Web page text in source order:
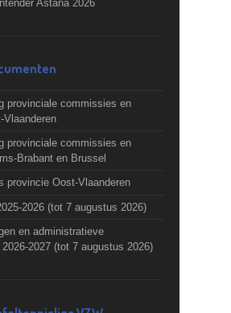
Astana 2026
provinciale commissies en
provinciale commissies en
Brabant en Brussel
provincie Oost-Vlaanderen
2026 (tot 7 augustus 2026)
en administratieve
2027 (tot 7 augustus 2026)